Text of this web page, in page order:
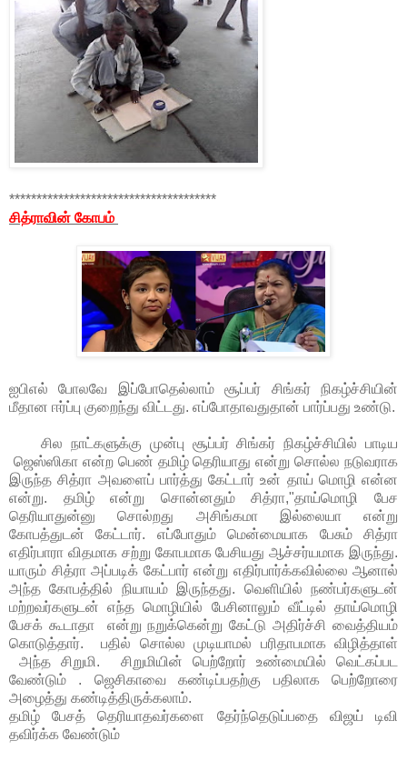
**************************************
சித்ராவின் கோபம்
ஐபிஎல் போலவே இப்போதெல்லாம் சூப்பர் சிங்கர் நிகழ்ச்சியின்
மீதான ஈர்ப்பு குறைந்து விட்டது. எப்போதாவதுதான் பார்ப்பது உண்டு.
சில நாட்களுக்கு முன்பு சூப்பர் சிங்கர் நிகழ்ச்சியில் பாடிய
ஜெஸ்ஸிகா என்ற பெண் தமிழ் தெரியாது என்று சொல்ல நடுவராக
இருந்த சித்ரா அவளைப் பார்த்து கேட்டார் உன் தாய் மொழி என்ன
என்று. தமிழ் என்று சொன்னதும் சித்ரா,"தாய்மொழி பேச
தெரியாதுன்னு சொல்றது அசிங்கமா இல்லையா என்று
கோபத்துடன் கேட்டார். எப்போதும் மென்மையாக பேசும் சித்ரா
எதிர்பாரா விதமாக சற்று கோபமாக பேசியது ஆச்சர்யமாக இருந்து.
யாரும் சித்ரா அப்படிக் கேட்பார் என்று எதிர்பார்க்கவில்லை ஆனால்
அந்த கோபத்தில் நியாயம் இருந்தது. வெளியில் நண்பர்களுடன்
மற்றவர்களுடன் எந்த மொழியில் பேசினாலும் வீட்டில் தாய்மொழி
பேசக் கூடாதா என்று நறுக்கென்று கேட்டு அதிர்ச்சி வைத்தியம்
கொடுத்தார். பதில் சொல்ல முடியாமல் பரிதாபமாக விழித்தாள்
அந்த சிறுமி. சிறுமியின் பெற்றோர் உண்மையில் வெட்கப்பட
வேண்டும் . ஜெசிகாவை கண்டிப்பதற்கு பதிலாக பெற்றோரை
அழைத்து கண்டித்திருக்கலாம்.
தமிழ் பேசத் தெரியாதவர்களை தேர்ந்தெடுப்பதை விஜய் டிவி
தவிர்க்க வேண்டும்